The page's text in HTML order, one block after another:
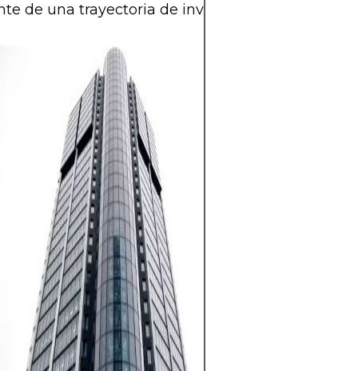
de una trayectoria de inversión exitosa.